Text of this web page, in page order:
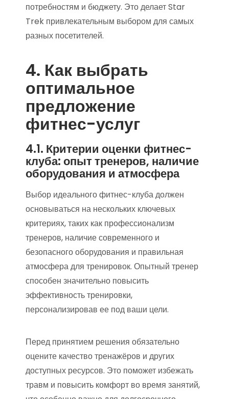
потребностям и бюджету. Это делает Star
Trek привлекательным выбором для самых
разных посетителей.
4. Как выбрать
оптимальное
предложение
фитнес-услуг
4.1. Критерии оценки фитнес-
клуба: опыт тренеров, наличие
оборудования и атмосфера
Выбор идеального фитнес-клуба должен
основываться на нескольких ключевых
критериях, таких как профессионализм
тренеров, наличие современного и
безопасного оборудования и правильная
атмосфера для тренировок. Опытный тренер
способен значительно повысить
эффективность тренировки,
персонализировав ее под ваши цели.
Перед принятием решения обязательно
оцените качество тренажёров и других
доступных ресурсов. Это поможет избежать
травм и повысить комфорт во время занятий,